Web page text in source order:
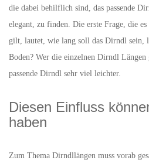
die dabei behilflich sind, das passende
elegant, zu finden. Die erste Frage, die
gilt, lautet, wie lang soll das Dirndl sein,
Boden? Wer die einzelnen Dirndl Längen
passende Dirndl sehr viel leichter.
Diesen Einfluss
haben
Zum Thema Dirndllängen muss vorab